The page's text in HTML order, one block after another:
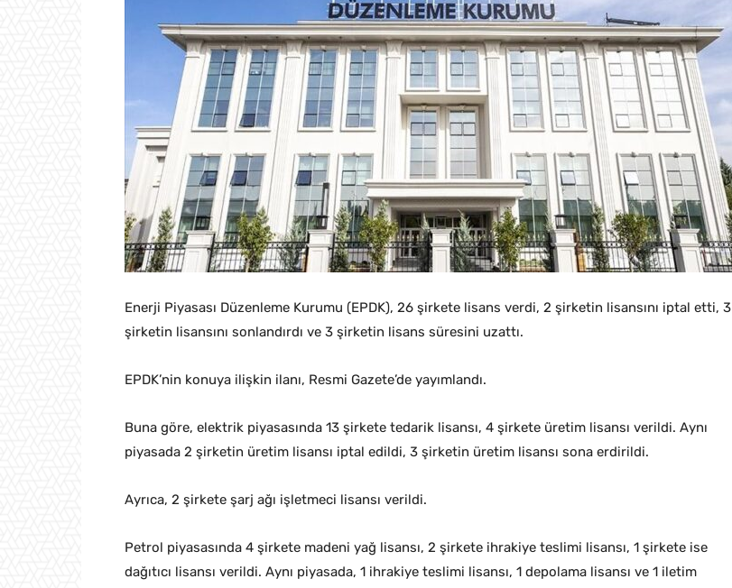
Enerji Piyasası Düzenleme Kurumu (EPDK), 26 şirkete lisans verdi, 2 şirketin lisansını iptal etti, 3
şirketin lisansını sonlandırdı ve 3 şirketin lisans süresini uzattı.
EPDK’nin konuya ilişkin ilanı, Resmi Gazete’de yayımlandı.
Buna göre, elektrik piyasasında 13 şirkete tedarik lisansı, 4 şirkete üretim lisansı verildi. Aynı
piyasada 2 şirketin üretim lisansı iptal edildi, 3 şirketin üretim lisansı sona erdirildi.
Ayrıca, 2 şirkete şarj ağı işletmeci lisansı verildi.
Petrol piyasasında 4 şirkete madeni yağ lisansı, 2 şirkete ihrakiye teslimi lisansı, 1 şirkete ise
dağıtıcı lisansı verildi. Aynı piyasada, 1 ihrakiye teslimi lisansı, 1 depolama lisansı ve 1 iletim